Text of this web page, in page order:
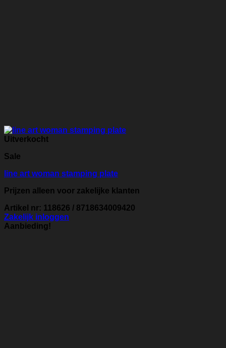
Uitverkocht
Sale
line art woman stamping plate
Prijzen alleen voor zakelijke klanten
Artikel nr: 118626 / 8718634009420
Zakelijk inloggen
Aanbieding!